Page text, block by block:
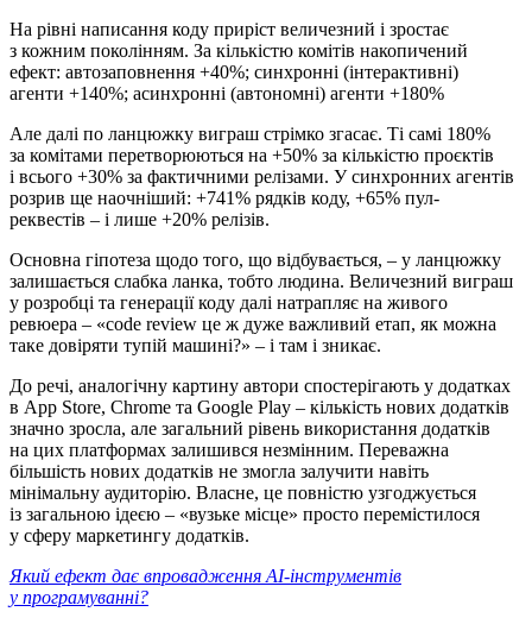
На рівні написання коду приріст величезний і зростає
з кожним поколінням. За кількістю комітів накопичений
ефект: автозаповнення +40%; синхронні (інтерактивні)
агенти +140%; асинхронні (автономні) агенти +180%
Але далі по ланцюжку виграш стрімко згасає. Ті самі 180%
за комітами перетворюються на +50% за кількістю проєктів
і всього +30% за фактичними релізами. У синхронних агентів
розрив ще наочніший: +741% рядків коду, +65% пул-
реквестів – і лише +20% релізів.
Основна гіпотеза щодо того, що відбувається, – у ланцюжку
залишається слабка ланка, тобто людина. Величезний виграш
у розробці та генерації коду далі натрапляє на живого
ревюера – «code review це ж дуже важливий етап, як можна
таке довіряти тупій машині?» – і там і зникає.
До речі, аналогічну картину автори спостерігають у додатках
в App Store, Chrome та Google Play – кількість нових додатків
значно зросла, але загальний рівень використання додатків
на цих платформах залишився незмінним. Переважна
більшість нових додатків не змогла залучити навіть
мінімальну аудиторію. Власне, це повністю узгоджується
із загальною ідеєю – «вузьке місце» просто перемістилося
у сферу маркетингу додатків.
Який ефект дає впровадження AI-інструментів
у програмуванні?